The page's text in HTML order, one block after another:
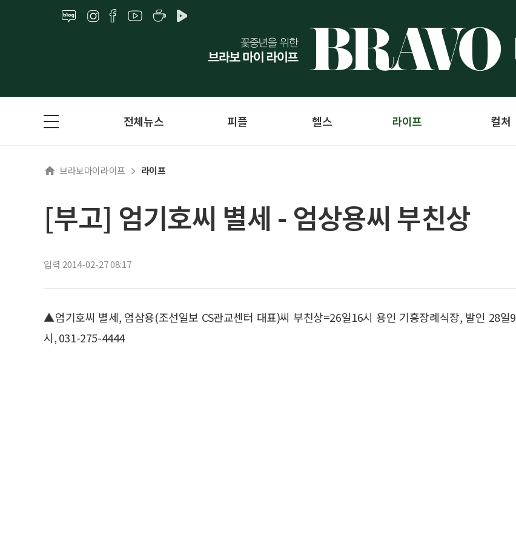
전체뉴스 피플 헬스 라이프 컬처
브라보마이라이프 라이프
[부고] 엄기호씨 별세 - 엄상용씨 부친상
입력 2014-02-27 08:17
▲엄기호씨 별세, 엄삼용(조선일보 CS관교센터 대표)씨 부친상=26일16시 용인 기흥장례식장, 발인 28일9
시, 031-275-4444